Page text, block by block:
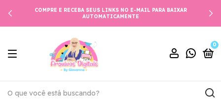
COMPRE E RECEBA SEUS LINKS NO E-MAIL PARA BAIXAR
AUTOMATICAMENTE
0